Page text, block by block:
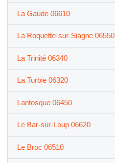
La Gaude 06610
La Roquette-sur-Siagne 06550
La Trinité 06340
La Turbie 06320
Lantosque 06450
Le Bar-sur-Loup 06620
Le Broc 06510